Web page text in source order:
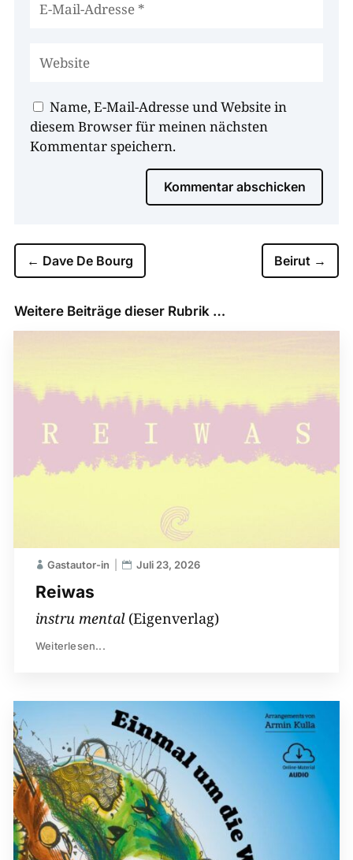
Name, E-Mail-Adresse und Website in
diesem Browser für meinen nächsten
Kommentar speichern.
Kommentar abschicken
← Dave De Bourg Beirut →
Weitere Beiträge dieser Rubrik …
Reiwas
Gastautor-in Juli 23, 2026
instru mental(Eigenverlag)
Weiterlesen...